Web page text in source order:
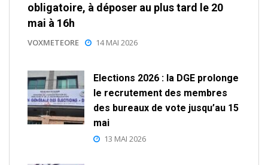
obligatoire, à déposer au plus tard le 20
mai à 16h
VOXMETEORE 14 MAI 2026
Elections 2026 : la DGE prolonge
le recrutement des membres
des bureaux de vote jusqu’au 15
mai
13 MAI 2026